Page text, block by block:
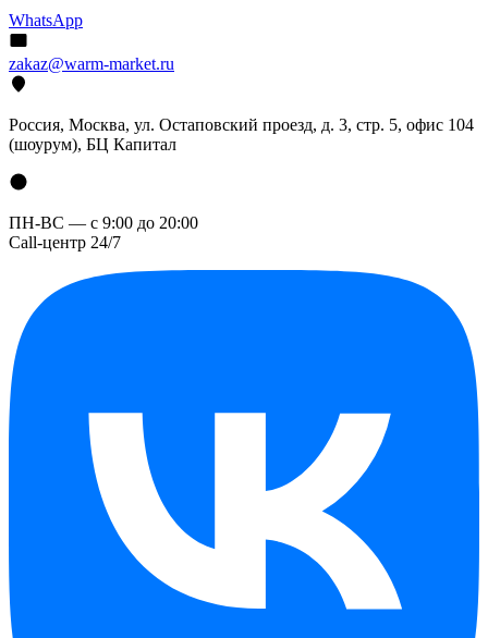
WhatsApp
zakaz@warm-market.ru
Россия, Москва, ул. Остаповский проезд, д. 3, стр. 5, офис 104
(шоурум), БЦ Капитал
ПН-ВС — с 9:00 до 20:00
Call-центр 24/7